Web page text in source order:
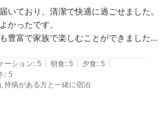
いており、清潔で快適に過ごせました。
かったです。
豊富で家族で楽しむことができました。
びができるスポット、南が丘牧場などが
ができました。
ーション: 5 | 朝食: 5 | 夕食: 5 |
: 5
持病がある方と一緒に宿泊